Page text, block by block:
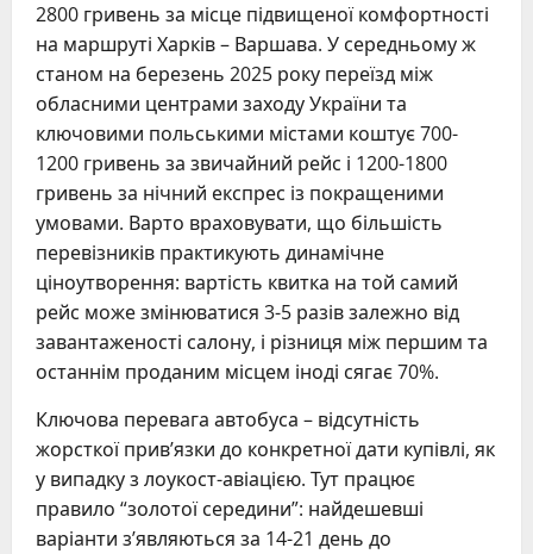
2800 гривень за місце підвищеної комфортності
на маршруті Харків – Варшава. У середньому ж
станом на березень 2025 року переїзд між
обласними центрами заходу України та
ключовими польськими містами коштує 700-
1200 гривень за звичайний рейс і 1200-1800
гривень за нічний експрес із покращеними
умовами. Варто враховувати, що більшість
перевізників практикують динамічне
ціноутворення: вартість квитка на той самий
рейс може змінюватися 3-5 разів залежно від
завантаженості салону, і різниця між першим та
останнім проданим місцем іноді сягає 70%.
Ключова перевага автобуса – відсутність
жорсткої прив’язки до конкретної дати купівлі, як
у випадку з лоукост-авіацією. Тут працює
правило “золотої середини”: найдешевші
варіанти з’являються за 14-21 день до